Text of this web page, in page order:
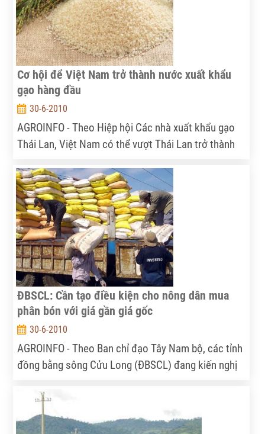
Cơ hội để Việt Nam trở thành nước xuất khẩu
gạo hàng đầu
30-6-2010
AGROINFO - Theo Hiệp hội Các nhà xuất khẩu gạo
Thái Lan, Việt Nam có thể vượt Thái Lan trở thành
2015 do giá gạo của Thái Lan cao hơn.
ĐBSCL: Cần tạo điều kiện cho nông dân mua
phân bón với giá gần giá gốc
30-6-2010
AGROINFO - Theo Ban chỉ đạo Tây Nam bộ, các tỉnh
đồng bằng sông Cửu Long (ĐBSCL) đang kiến nghị
việc “làm giá phân bón” như hiện nay.